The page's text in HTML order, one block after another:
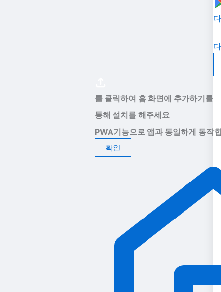
를 클릭하여 홈 화면에 추가하기를
통해 설치를 해주세요
PWA기능으로 앱과 동일하게 동작
확인